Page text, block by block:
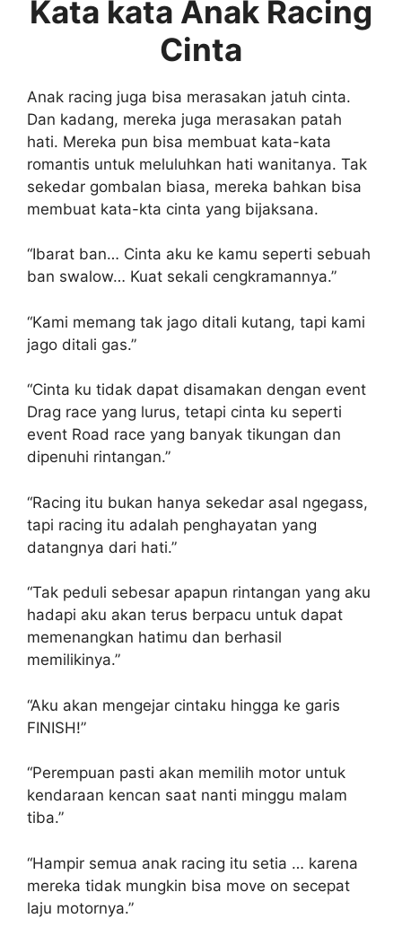
Kata kata Anak Racing
Cinta
Anak racing juga bisa merasakan jatuh cinta.
Dan kadang, mereka juga merasakan patah
hati. Mereka pun bisa membuat kata-kata
romantis untuk meluluhkan hati wanitanya. Tak
sekedar gombalan biasa, mereka bahkan bisa
membuat kata-kta cinta yang bijaksana.
“Ibarat ban… Cinta aku ke kamu seperti sebuah
ban swalow… Kuat sekali cengkramannya.”
“Kami memang tak jago ditali kutang, tapi kami
jago ditali gas.”
“Cinta ku tidak dapat disamakan dengan event
Drag race yang lurus, tetapi cinta ku seperti
event Road race yang banyak tikungan dan
dipenuhi rintangan.”
“Racing itu bukan hanya sekedar asal ngegass,
tapi racing itu adalah penghayatan yang
datangnya dari hati.”
“Tak peduli sebesar apapun rintangan yang aku
hadapi aku akan terus berpacu untuk dapat
memenangkan hatimu dan berhasil
memilikinya.”
“Aku akan mengejar cintaku hingga ke garis
FINISH!”
“Perempuan pasti akan memilih motor untuk
kendaraan kencan saat nanti minggu malam
tiba.”
“Hampir semua anak racing itu setia … karena
mereka tidak mungkin bisa move on secepat
laju motornya.”